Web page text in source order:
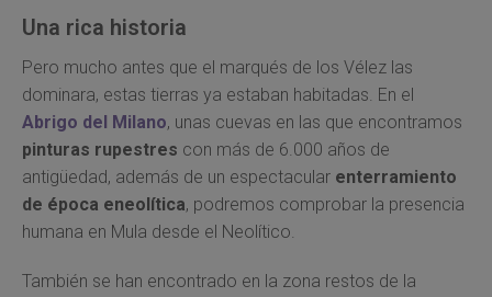
Una rica historia
Pero mucho antes que el marqués de los Vélez las
dominara, estas tierras ya estaban habitadas. En el
Abrigo del Milano, unas cuevas en las que encontramos
pinturas rupestres con más de 6.000 años de
antigüedad, además de un espectacular enterramiento
de época eneolítica, podremos comprobar la presencia
humana en Mula desde el Neolítico.
También se han encontrado en la zona restos de la